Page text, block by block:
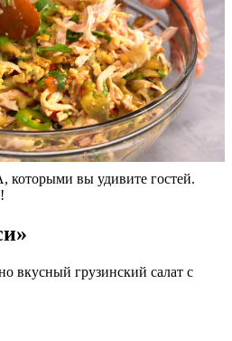
вы удивите гостей.
вкусный грузинский салат с